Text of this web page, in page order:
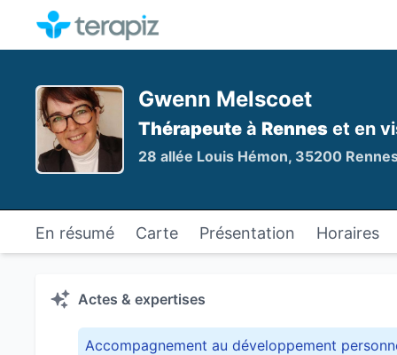
Gwenn Melscoet
Thérapeute à Rennes et en
28 allée Louis Hémon, 35200
En résumé Carte Présentation Horaires
Actes & expertises
Accompagnement au développement